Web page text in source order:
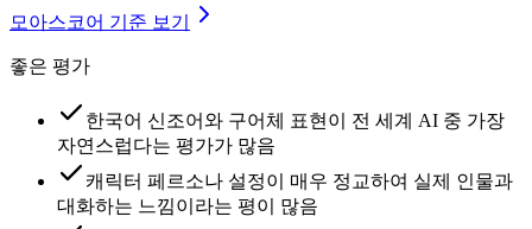
모아스코어 기준 보기
좋은 평가
한국어 신조어와 구어체 표현이 전 세계 AI 중 가장
자연스럽다는 평가가 많음
캐릭터 페르소나 설정이 매우 정교하여 실제 인물과
대화하는 느낌이라는 평이 많음